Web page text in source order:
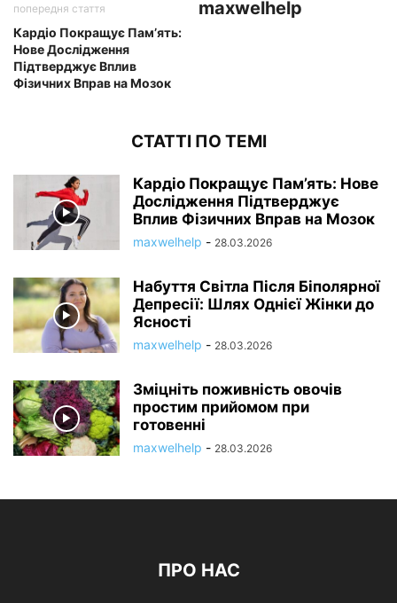
попередня стаття
Кардіо Покращує Пам’ять:
Нове Дослідження
Підтверджує Вплив
Фізичних Вправ на Мозок
maxwelhelp
СТАТТІ ПО ТЕМІ
Кардіо Покращує Пам’ять: Нове
Дослідження Підтверджує
Вплив Фізичних Вправ на Мозок
maxwelhelp - 28.03.2026
Набуття Світла Після Біполярної
Депресії: Шлях Однієї Жінки до
Ясності
maxwelhelp - 28.03.2026
Зміцніть поживність овочів
простим прийомом при
готовенні
maxwelhelp - 28.03.2026
ПРО НАС